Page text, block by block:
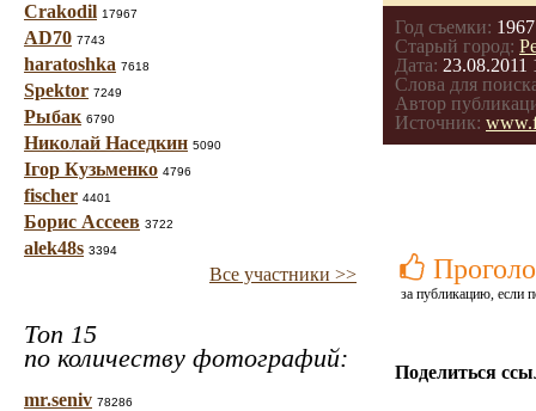
Crakodil 17967
AD70 7743
haratoshka 7618
Spektor 7249
Рыбак 6790
Николай Наседкин 5090
Ігор Кузьменко 4796
fischer 4401
Борис Ассеев 3722
alek48s 3394
Все участники >>
Топ 15
по количеству фотографий:
mr.seniv 78286
Год съемки: 1967
Старый город:
Дата: 23.08.2011
Слова для
Автор
Источник:
за публикацию, если
Поделиться